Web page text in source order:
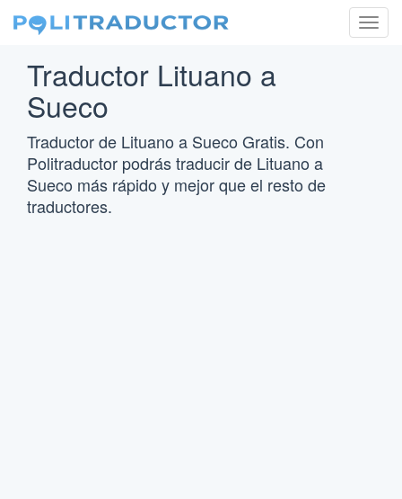
Traductor Lituano a
Sueco
Traductor de Lituano a Sueco Gratis. Con
Politraductor podrás traducir de Lituano a
Sueco más rápido y mejor que el resto de
traductores.